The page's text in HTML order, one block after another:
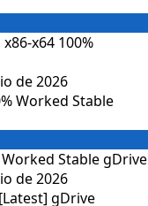
x64 100%
de 2026
Worked Stable gDrive
de 2026